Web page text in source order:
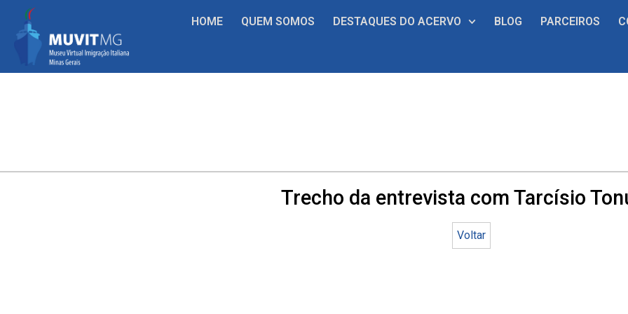
HOME QUEM SOMOS DESTAQUES DO ACERVO BLOG PARCEIROS
Trecho da entrevista com Tarcísio
Voltar